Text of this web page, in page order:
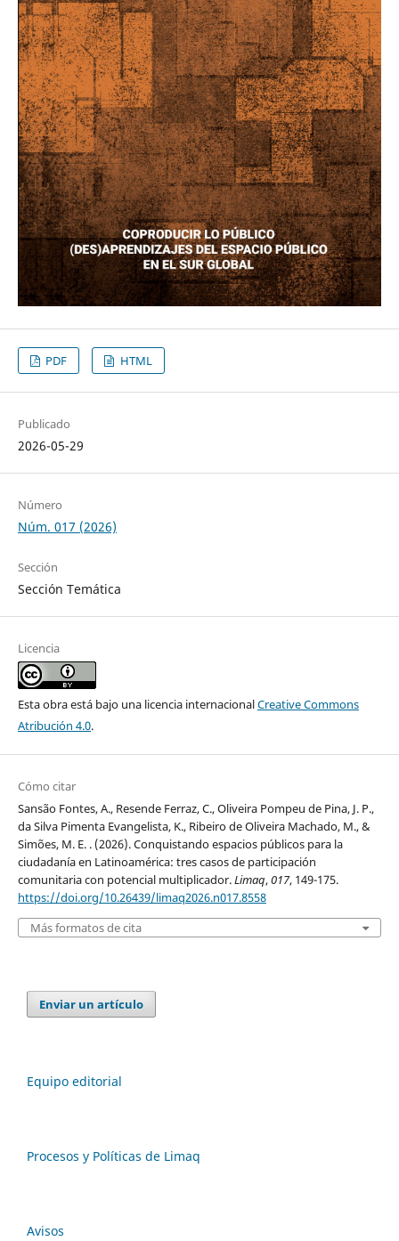
PDF HTML
Publicado
2026-05-29
Número
Núm. 017 (2026)
Sección
Sección Temática
Licencia
Esta obra está bajo una licencia internacionalCreative Commons
Atribución 4.0.
Cómo citar
Sansão Fontes, A., Resende Ferraz, C., Oliveira Pompeu de Pina, J. P.,
da Silva Pimenta Evangelista, K., Ribeiro de Oliveira Machado, M., &
Simões, M. E. . (2026). Conquistando espacios públicos para la
ciudadanía en Latinoamérica: tres casos de participación
comunitaria con potencial multiplicador.Limaq,017, 149-175.
https://doi.org/10.26439/limaq2026.n017.8558
Más formatos de cita
Enviar un artículo
Equipo editorial
Procesos y Políticas de Limaq
Avisos